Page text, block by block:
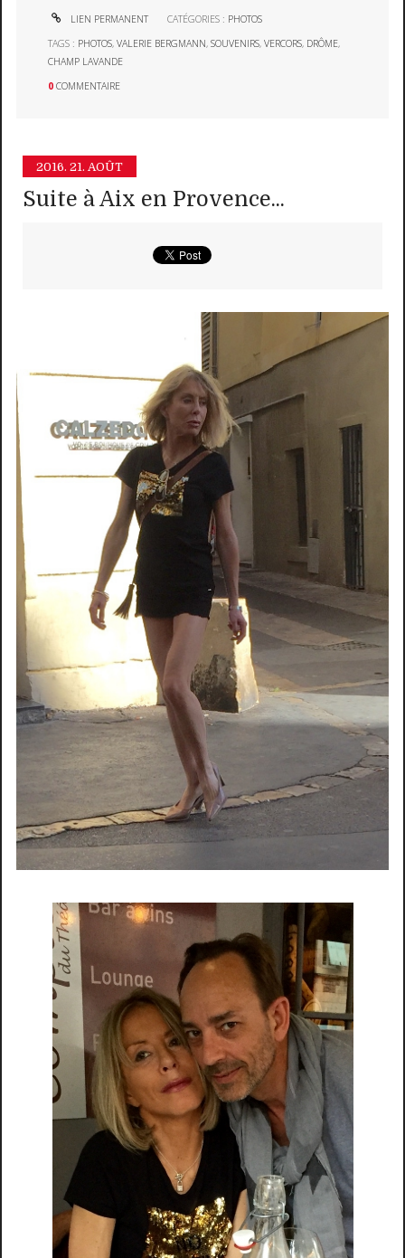
LIEN PERMANENT CATÉGORIES : PHOTOS
TAGS : PHOTOS,VALERIE BERGMANN,SOUVENIRS,VERCORS, DRÔME,
CHAMP LAVANDE
0 COMMENTAIRE
2016. 21. AOÛT
Suite à Aix en Provence...